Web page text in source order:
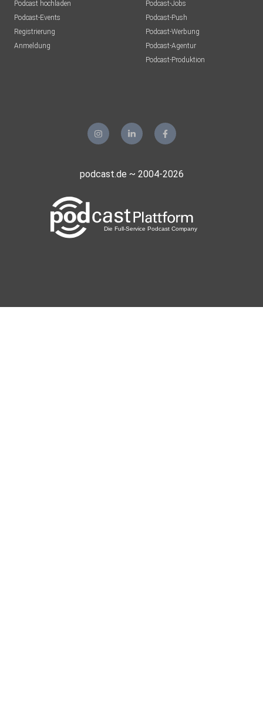
Podcast hochladen
Podcast-Events
Registrierung
Anmeldung
Podcast-Jobs
Podcast-Push
Podcast-Werbung
Podcast-Agentur
Podcast-Produktion
podcast.de ~ 2004-2026